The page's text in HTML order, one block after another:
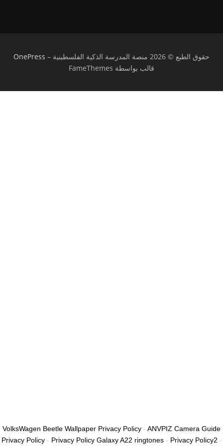
حقوق الطبع © 2026 منصة المدرسة الذكية الفلسطينية –
OnePress
قالب بواسطة FameThemes
VolksWagen Beetle Wallpaper Privacy Policy - ANVPIZ Camera Guide
Privacy Policy- Privacy Policy Galaxy A22 ringtones- Privacy Policy2 -